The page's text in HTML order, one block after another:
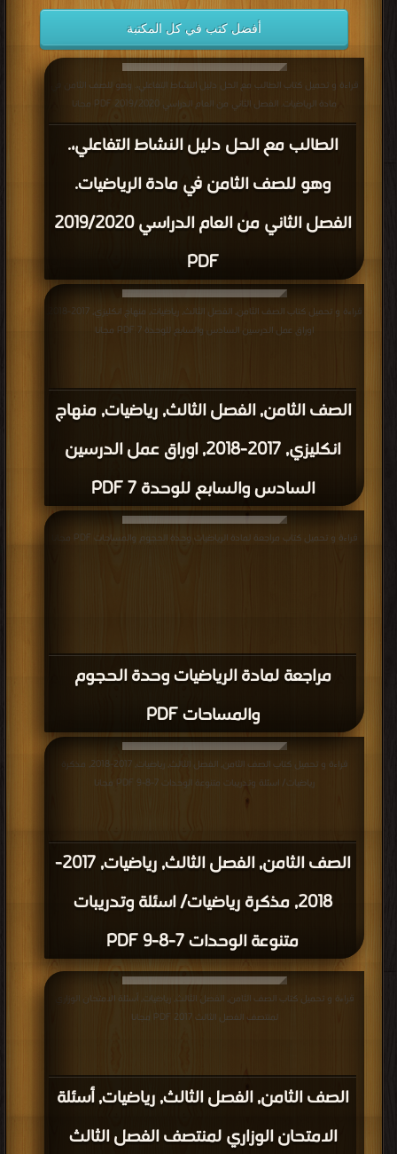
أفضل كتب في كل المكتبة
الطالب مع الحل دليل النشاط التفاعلي،.
وهو للصف الثامن في مادة الرياضيات.
الفصل الثاني من العام الدراسي 2019/2020
PDF
قراءة و تحميل كتاب الطالب مع الحل دليل النشاط التفاعلي،. وهو للصف الثامن في
مادة الرياضيات. الفصل الثاني من العام الدراسي 2019/2020 PDF مجانا
الصف الثامن, الفصل الثالث, رياضيات, منهاج
انكليزي, 2017-2018, اوراق عمل الدرسين
السادس والسابع للوحدة 7 PDF
اوراق عمل الدرسين السادس والسابع للوحدة 7 PDF مجانا
مراجعة لمادة الرياضيات وحدة الحجوم
والمساحات PDF
قراءة و تحميل كتاب مراجعة لمادة الرياضيات وحدة الحجوم والمساحات PDF مجانا
الصف الثامن, الفصل الثالث, رياضيات, 2017-
2018, مذكرة رياضيات/ اسئلة وتدريبات
متنوعة الوحدات 7-8-9 PDF
قراءة و تحميل كتاب الصف الثامن, الفصل الثالث, رياضيات, 2017-2018, مذكرة
رياضيات/ اسئلة وتدريبات متنوعة الوحدات 7-8-9 PDF مجانا
الصف الثامن, الفصل الثالث, رياضيات, أسئلة
الامتحان الوزاري لمنتصف الفصل الثالث
قراءة و تحميل كتاب الصف الثامن, الفصل الثالث, رياضيات, أسئلة الامتحان الوزاري
لمنتصف الفصل الثالث 2017 PDF مجانا